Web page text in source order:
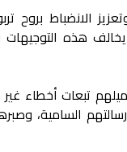
الانضباط بروح
هذه التوجيهات
تبعات أخطاء
السامية،